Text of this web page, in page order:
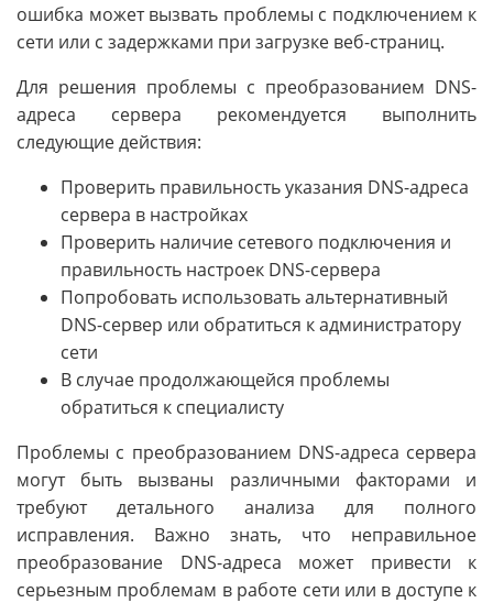
ошибка может вызвать проблемы с подключением к
сети или с задержками при загрузке веб-страниц.
Для решения проблемы с преобразованием DNS-
адреса сервера рекомендуется выполнить
следующие действия:
Проверить правильность указания DNS-адреса
сервера в настройках
Проверить наличие сетевого подключения и
правильность настроек DNS-сервера
Попробовать использовать альтернативный
DNS-сервер или обратиться к администратору
сети
В случае продолжающейся проблемы
обратиться к специалисту
Проблемы с преобразованием DNS-адреса сервера
могут быть вызваны различными факторами и
требуют детального анализа для полного
исправления. Важно знать, что неправильное
преобразование DNS-адреса может привести к
серьезным проблемам в работе сети или в доступе к